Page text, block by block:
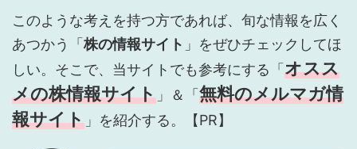
このような考えを持つ方であれば、旬な情報を広く
あつかう「 株の情報サイト 」をぜひチェックしてほ
しい。そこで、当サイトでも参考にする「 オスス
メの株情報サイト 」＆「 無料のメルマガ情
報サイト 」を紹介する。【PR】